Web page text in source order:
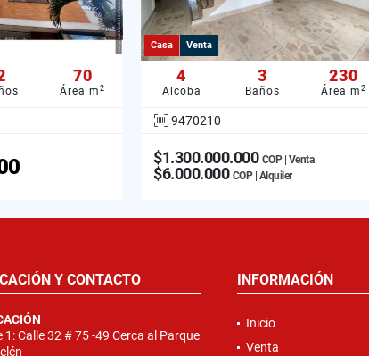
70
Área m 2
Casa Venta
4
Alcoba
3
Baños
230
Área m 2
9470210
$1.300.000.000 COP | Venta
$6.000.000 COP | Alquiler
Y CONTACTO
1: Calle 32 # 75 -49 Cerca al Parque
INFORMACIÓN
Inicio
Venta